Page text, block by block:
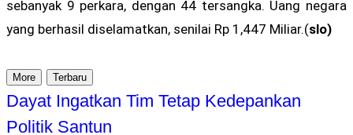
sebanyak 9 perkara, dengan 44 tersangka. Uang negara
yang berhasil diselamatkan, senilai Rp 1,447 Miliar.(slo)
More Terbaru
Dayat Ingatkan Tim Tetap Kedepankan
Politik Santun